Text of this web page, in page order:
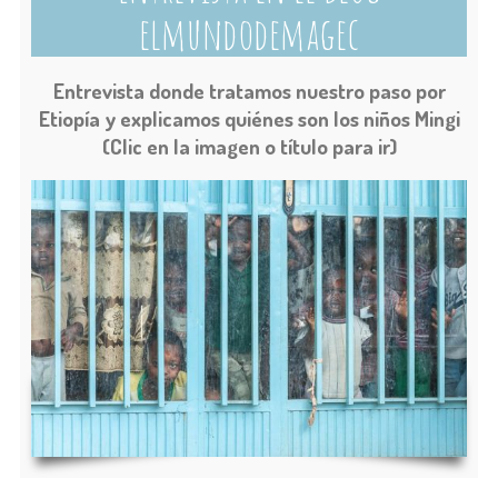
elmundodemagec
Entrevista donde tratamos nuestro paso por
Etiopía y explicamos quiénes son los niños Mingi
(Clic en la imagen o título para ir)